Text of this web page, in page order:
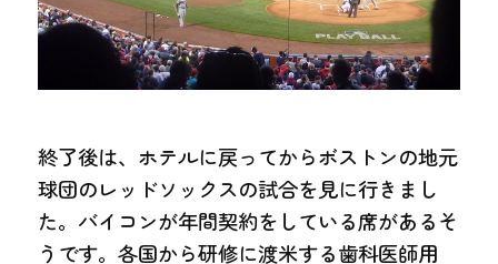
終了後は、ホテルに戻ってからボストンの地元
球団のレッドソックスの試合を見に行きまし
た。バイコンが年間契約をしている席があるそ
うです。各国から研修に渡米する歯科医師用